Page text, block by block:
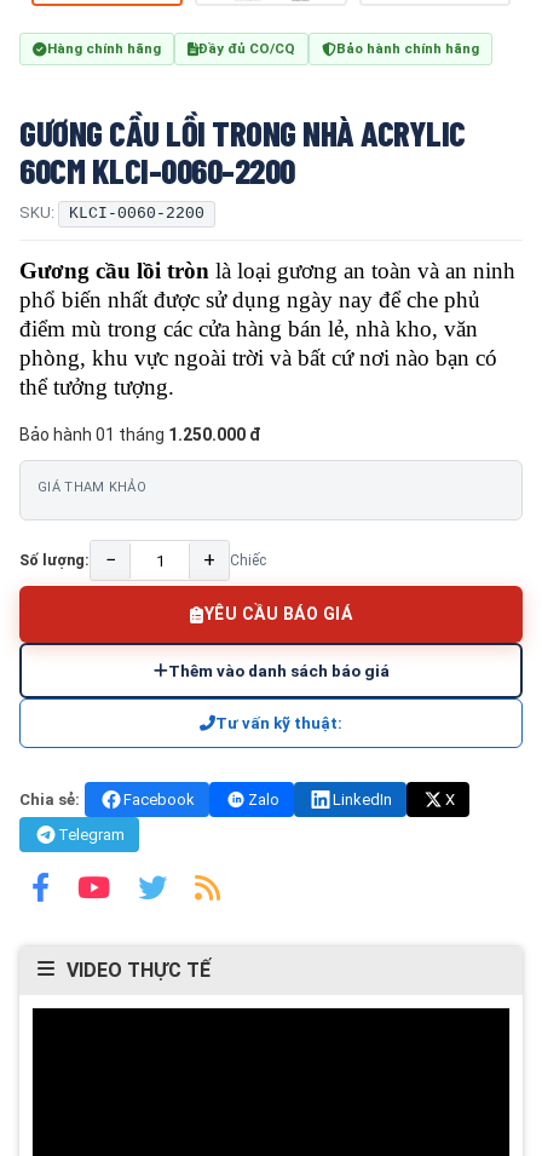
Hàng chính hãng Đầy đủ CO/CQ Bảo hành chính hãng
GƯƠNG CẦU LỒI TRONG NHÀ ACRYLIC
60CM KLCI-0060-2200
SKU: KLCI-0060-2200
Gương cầu lồi tròn là loại gương an toàn và an ninh
phổ biến nhất được sử dụng ngày nay để che phủ
điểm mù trong các cửa hàng bán lẻ, nhà kho, văn
phòng, khu vực ngoài trời và bất cứ nơi nào bạn có
thể tưởng tượng.
Bảo hành 01 tháng 1.250.000 đ
GIÁ THAM KHẢO
Số lượng: − + Chiếc
YÊU CẦU BÁO GIÁ
Thêm vào danh sách báo giá
Tư vấn kỹ thuật:
Chia sẻ: Facebook Zalo LinkedIn
X
Telegram
VIDEO THỰC TẾ